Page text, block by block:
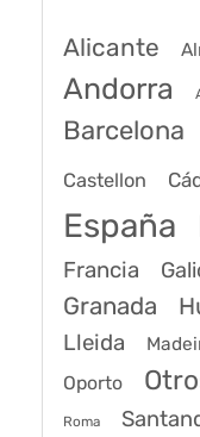
Alicante
Andorra
Barcelona
Castellon
España
Francia
Granada
Lleida
Oporto
Roma